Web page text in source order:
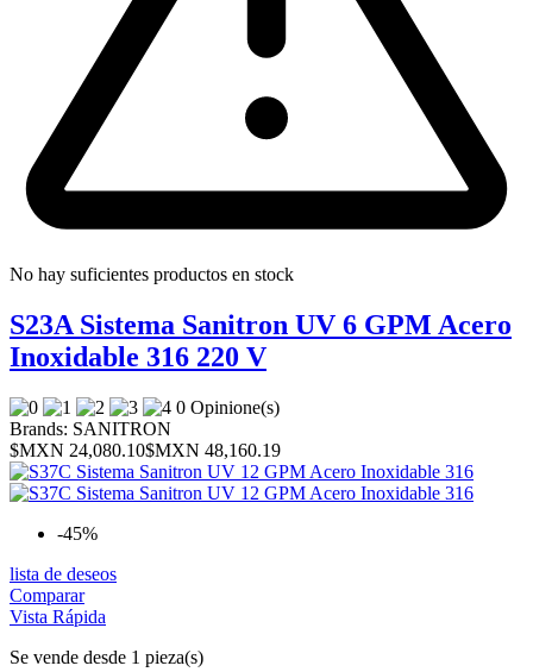
No hay suficientes productos en stock
S23A Sistema Sanitron UV 6 GPM Acero
Inoxidable 316 220 V
0 Opinione(s)
Brands: SANITRON
$MXN 24,080.10$MXN 48,160.19
-45%
lista de deseos
Comparar
Vista Rápida
Se vende desde 1 pieza(s)